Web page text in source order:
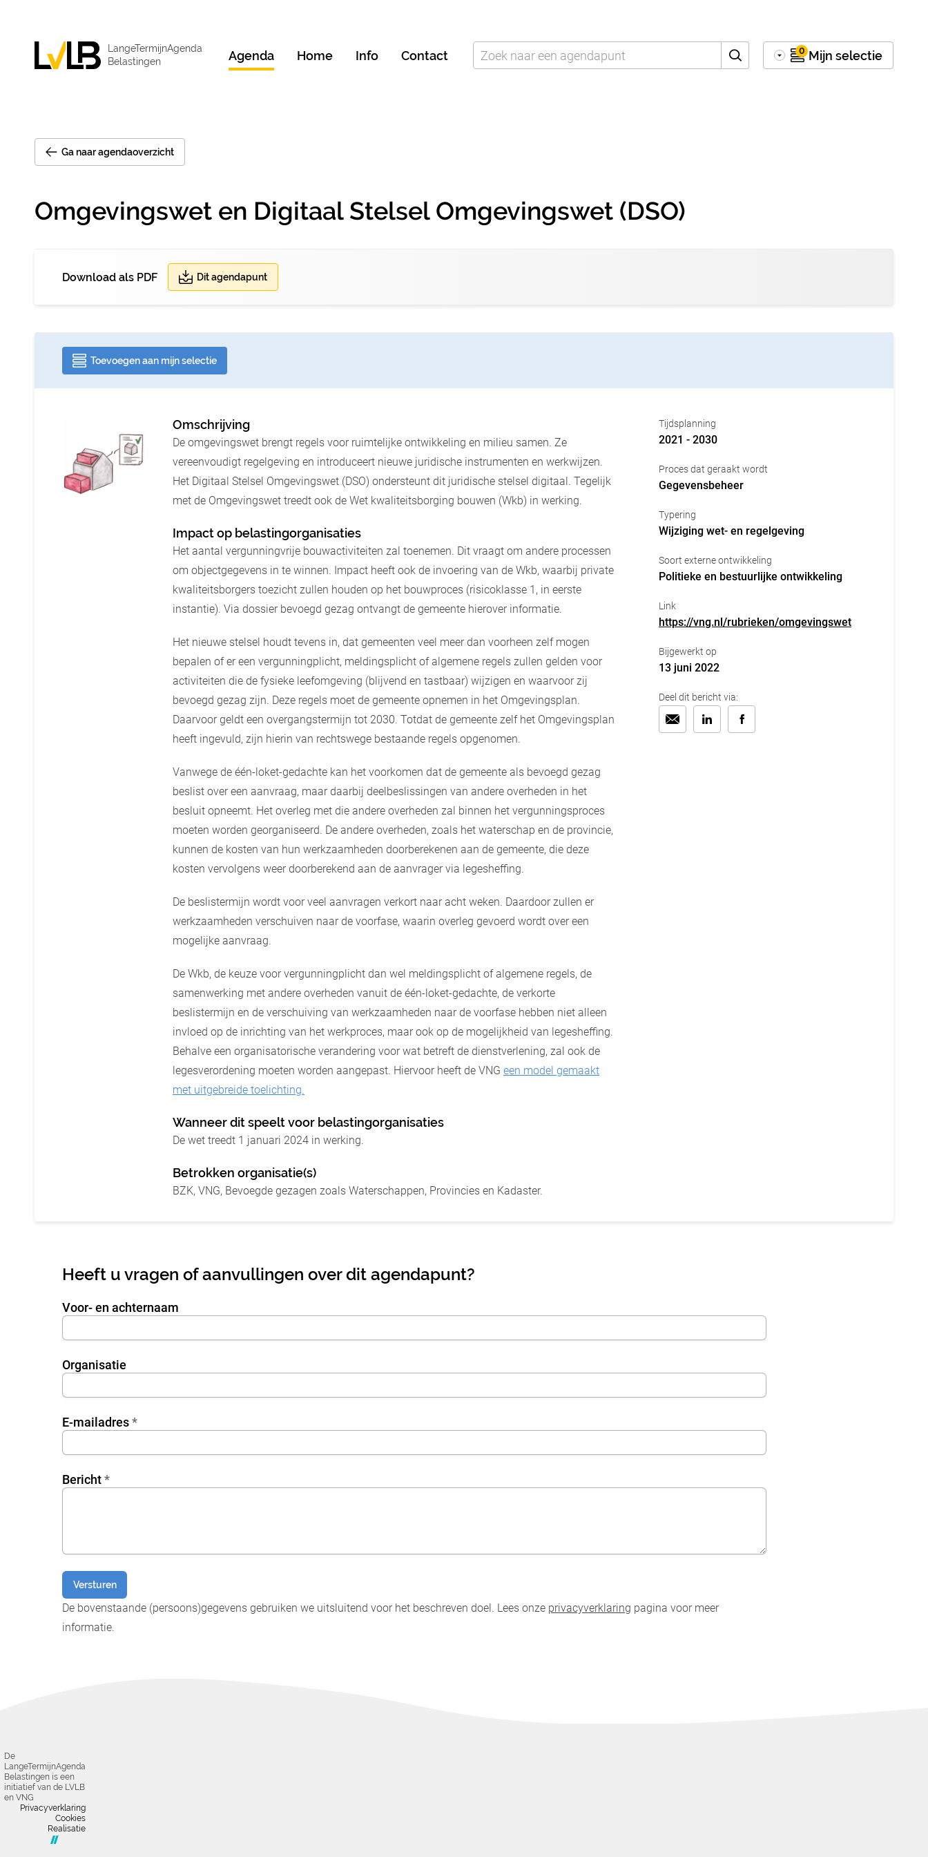
LangeTermijnAgenda
Belastingen
Agenda Home Info Contact 0 Mijn selectie
Ga naar agendaoverzicht
Omgevingswet en Digitaal Stelsel Omgevingswet (DSO)
Download als PDF Dit agendapunt
Toevoegen aan mijn selectie
Omschrijving
De omgevingswet brengt regels voor ruimtelijke ontwikkeling en milieu samen. Ze
vereenvoudigt regelgeving en introduceert nieuwe juridische instrumenten en werkwijzen.
Het Digitaal Stelsel Omgevingswet (DSO) ondersteunt dit juridische stelsel digitaal. Tegelijk
met de Omgevingswet treedt ook de Wet kwaliteitsborging bouwen (Wkb) in werking.
Impact op belastingorganisaties
Het aantal vergunningvrije bouwactiviteiten zal toenemen. Dit vraagt om andere processen
om objectgegevens in te winnen. Impact heeft ook de invoering van de Wkb, waarbij private
kwaliteitsborgers toezicht zullen houden op het bouwproces (risicoklasse 1, in eerste
instantie). Via dossier bevoegd gezag ontvangt de gemeente hierover informatie.
Het nieuwe stelsel houdt tevens in, dat gemeenten veel meer dan voorheen zelf mogen
bepalen of er een vergunningplicht, meldingsplicht of algemene regels zullen gelden voor
activiteiten die de fysieke leefomgeving (blijvend en tastbaar) wijzigen en waarvoor zij
bevoegd gezag zijn. Deze regels moet de gemeente opnemen in het Omgevingsplan.
Daarvoor geldt een overgangstermijn tot 2030. Totdat de gemeente zelf het Omgevingsplan
heeft ingevuld, zijn hierin van rechtswege bestaande regels opgenomen.
Vanwege de één-loket-gedachte kan het voorkomen dat de gemeente als bevoegd gezag
beslist over een aanvraag, maar daarbij deelbeslissingen van andere overheden in het
besluit opneemt. Het overleg met die andere overheden zal binnen het vergunningsproces
moeten worden georganiseerd. De andere overheden, zoals het waterschap en de provincie,
kunnen de kosten van hun werkzaamheden doorberekenen aan de gemeente, die deze
kosten vervolgens weer doorberekend aan de aanvrager via legesheffing.
De beslistermijn wordt voor veel aanvragen verkort naar acht weken. Daardoor zullen er
werkzaamheden verschuiven naar de voorfase, waarin overleg gevoerd wordt over een
mogelijke aanvraag.
De Wkb, de keuze voor vergunningplicht dan wel meldingsplicht of algemene regels, de
samenwerking met andere overheden vanuit de één-loket-gedachte, de verkorte
beslistermijn en de verschuiving van werkzaamheden naar de voorfase hebben niet alleen
invloed op de inrichting van het werkproces, maar ook op de mogelijkheid van legesheffing.
Behalve een organisatorische verandering voor wat betreft de dienstverlening, zal ook de
legesverordening moeten worden aangepast. Hiervoor heeft de VNG een model gemaakt
met uitgebreide toelichting.
Wanneer dit speelt voor belastingorganisaties
De wet treedt 1 januari 2024 in werking.
Betrokken organisatie(s)
BZK, VNG, Bevoegde gezagen zoals Waterschappen, Provincies en Kadaster.
Tijdsplanning
2021 - 2030
Proces dat geraakt wordt
Gegevensbeheer
Typering
Wijziging wet- en regelgeving
Soort externe ontwikkeling
Politieke en bestuurlijke ontwikkeling
Link
https://vng.nl/rubrieken/omgevingswet
Bijgewerkt op
13 juni 2022
Deel dit bericht via:
Heeft u vragen of aanvullingen over dit agendapunt?
Voor- en achternaam
Organisatie
E-mailadres*
Bericht*
Versturen
De bovenstaande (persoons)gegevens gebruiken we uitsluitend voor het beschreven doel. Lees onze privacyverklaring pagina voor meer
informatie.
De
LangeTermijnAgenda
Belastingen is een
initiatief van de LVLB
en VNG
Privacyverklaring
Cookies
Realisatie